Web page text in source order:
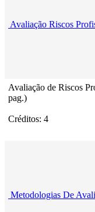
Avaliação Riscos
Avaliação de Riscos
pag.)
Créditos: 4
Metodologias De